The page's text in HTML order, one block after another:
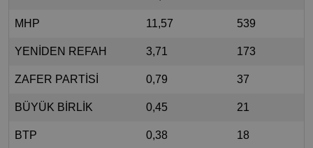
MHP 11,57 539
YENİDEN REFAH 3,71 173
ZAFER PARTİSİ 0,79 37
BÜYÜK BİRLİK 0,45 21
BTP 0,38 18